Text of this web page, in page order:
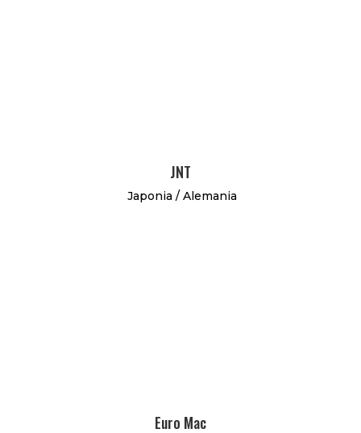
JNT
Japonia / Alemania
Euro Mac